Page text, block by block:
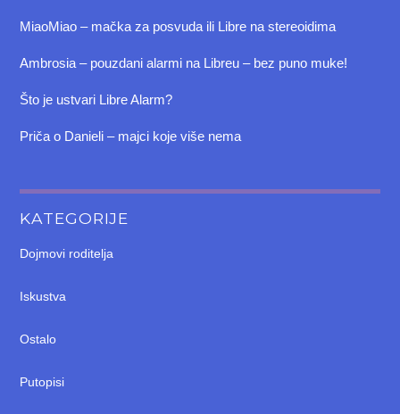
MiaoMiao – mačka za posvuda ili Libre na stereoidima
Ambrosia – pouzdani alarmi na Libreu – bez puno muke!
Što je ustvari Libre Alarm?
Priča o Danieli – majci koje više nema
KATEGORIJE
Dojmovi roditelja
Iskustva
Ostalo
Putopisi